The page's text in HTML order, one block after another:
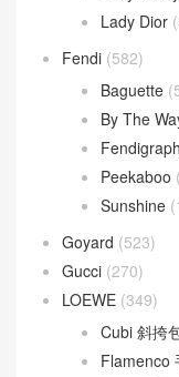
Lady Dior
Fendi (582)
Baguette
By The
Peekaboo
Sunshine
Goyard (523)
Gucci (270)
LOEWE (349)
Cubi 斜挎
Flamenco